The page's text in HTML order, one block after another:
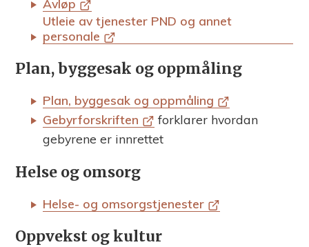
m
u
n
e
Avløp
Utleie av tjenester PND og annet
personale
Plan, byggesak og oppmåling
Plan, byggesak og oppmåling
Gebyrforskriften
forklarer hvordan
gebyrene er innrettet
Helse og omsorg
Helse- og omsorgstjenester
Oppvekst og kultur